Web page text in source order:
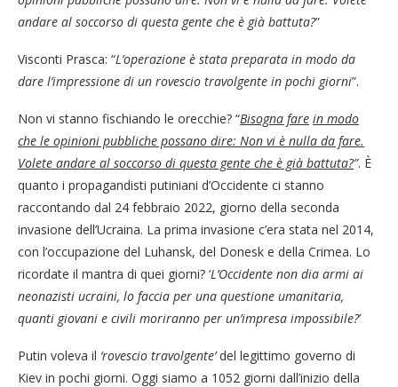
andare al soccorso di questa gente che è già battuta?”
Visconti Prasca: “L’operazione è stata preparata in modo da
dare l’impressione di un rovescio travolgente in pochi giorni”.
Non vi stanno fischiando le orecchie? “Bisogna fare in modo
che le opinioni pubbliche possano dire: Non vi è nulla da fare.
Volete andare al soccorso di questa gente che è già battuta?”. È
quanto i propagandisti putiniani d’Occidente ci stanno
raccontando dal 24 febbraio 2022, giorno della seconda
invasione dell’Ucraina. La prima invasione c’era stata nel 2014,
con l’occupazione del Luhansk, del Donesk e della Crimea. Lo
ricordate il mantra di quei giorni? ‘L’Occidente non dia armi ai
neonazisti ucraini, lo faccia per una questione umanitaria,
quanti giovani e civili moriranno per un’impresa impossibile?’
Putin voleva il ‘rovescio travolgente’del legittimo governo di
Kiev in pochi giorni. Oggi siamo a 1052 giorni dall’inizio della